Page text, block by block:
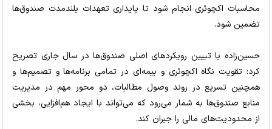
محاسبات اکچوئری انجام شود تا پایداری تعهدات بلندمدت صندوق‌ها
تضمین شود.
حسین‌زاده با تبیین رویکردهای اصلی صندوق‌ها در سال جاری تصریح
کرد: تقویت نگاه اکچوئری و بیمه‌ای در تمامی برنامه‌ها و تصمیم‌ها و
همچنین تسریع در روند وصول مطالبات، دو محور مهم در مدیریت
منابع صندوق‌ها به شمار می‌رود که می‌تواند با ایجاد هم‌افزایی، بخشی
از محدودیت‌های مالی را جبران کند.